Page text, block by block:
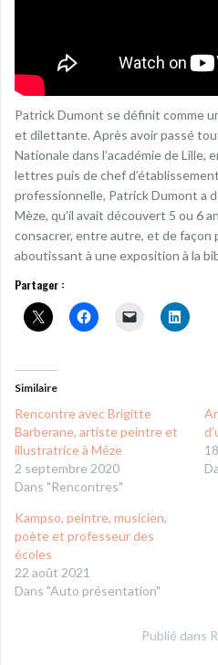
Patrick Dumont se définit comme
et dilettante. Après avoir passé
Nationale dans l’académie de
lettres puis de chef
professionnelle, Patrick Dumont a
Mèze, qu’il avait découvert 5 ou 6
consacrer, entre autre, et de façon
aboutissant à une exposition à la
Partager :
Similaire
Rencontre avec Brigitte
Barberane, artiste peintre et
illustratrice à Méze
2 septembre 2020
Dans "Rencontres"
Kampso, peintre, musicien,
poète et professeur des
écoles
22 août 2021
Dans "Auto présentation"
Publié dans